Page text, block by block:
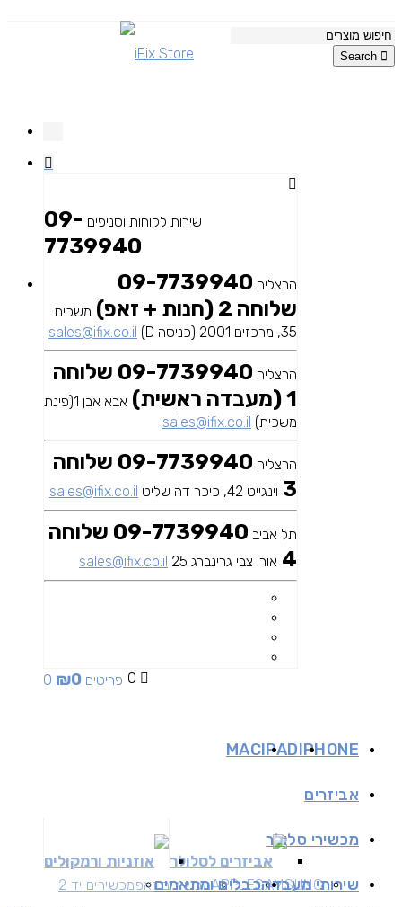
Search
שירות לקוחות וסניפים 09-
7739940
הרצליה 09-7739940
שלוחה 2 (חנות + זאפ)
משכית
35, מרכזים 2001 (כניסה D)
sales@ifix.co.il
הרצליה
09-7739940 שלוחה
1 (מעבדה ראשית)
אבא אבן 1(פינת
משכית) sales@ifix.co.il
הרצליה
09-7739940 שלוחה
3 וינגייט 42, כיכר דה שליט sales@ifix.co.il
תל אביב
09-7739940 שלוחה
4 אורי צבי גרינברג 25 sales@ifix.co.il
0 0 פריטים ₪0
IPHONE
IPAD
MAC
אביזרים
אביזרים לסלולר אוזניות ורמקולים
מכשירי סלולר
SAMSUNG
APPLEמכשירים זאפמכשירים יד 2 שירותי מעבדהכבלים ומתאמים